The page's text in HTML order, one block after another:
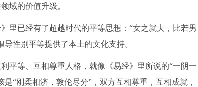
域的价值升级。
里已经有了超越时代的平等思想：“女之就夫，比若男
性别平等提供了本土的文化支持。
平等、互相尊重人格，就像《易经》里所说的“一阴一
“刚柔相济，敦伦尽分”，双方互相尊重，互相成就，